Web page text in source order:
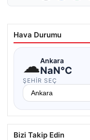
Hava Durumu
☁Ankara
NaN°C
ŞEHIR SEÇ
Bizi Takip Edin